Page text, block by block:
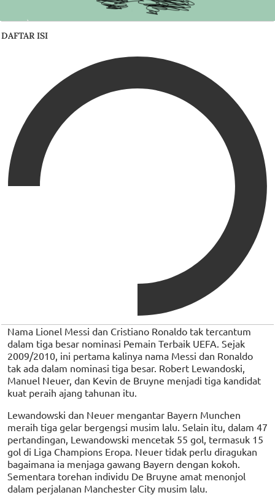
DAFTAR ISI
Nama Lionel Messi dan Cristiano Ronaldo tak tercantum
dalam tiga besar nominasi Pemain Terbaik UEFA. Sejak
2009/2010, ini pertama kalinya nama Messi dan Ronaldo
tak ada dalam nominasi tiga besar. Robert Lewandoski,
Manuel Neuer, dan Kevin de Bruyne menjadi tiga kandidat
kuat peraih ajang tahunan itu.
Lewandowski dan Neuer mengantar Bayern Munchen
meraih tiga gelar bergengsi musim lalu. Selain itu, dalam 47
pertandingan, Lewandowski mencetak 55 gol, termasuk 15
gol di Liga Champions Eropa. Neuer tidak perlu diragukan
bagaimana ia menjaga gawang Bayern dengan kokoh.
Sementara torehan individu De Bruyne amat menonjol
dalam perjalanan Manchester City musim lalu.